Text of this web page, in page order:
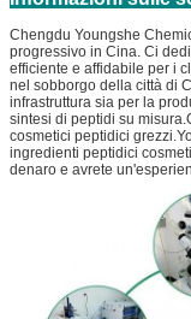
Chengdu Youngshe
progressivo in Cina. Ci
efficiente e affidabile per i
nel sobborgo della città di
infrastruttura sia per la
sintesi di peptidi su
cosmetici peptidici
ingredienti peptidici
denaro e avrete